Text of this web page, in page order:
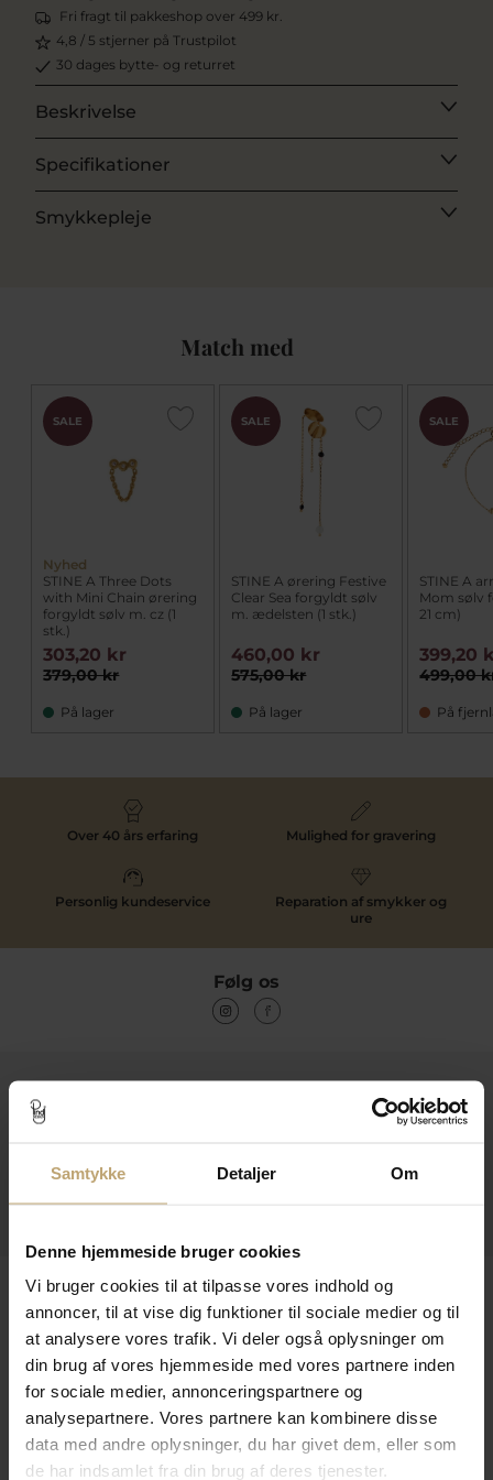
Samtykke Detaljer Om
Denne hjemmeside bruger cookies
Vi bruger cookies til at tilpasse vores indhold og
annoncer, til at vise dig funktioner til sociale medier og til
at analysere vores trafik. Vi deler også oplysninger om
din brug af vores hjemmeside med vores partnere inden
for sociale medier, annonceringspartnere og
analysepartnere. Vores partnere kan kombinere disse
data med andre oplysninger, du har givet dem, eller som
de har indsamlet fra din brug af deres tjenester.
Fri fragt til pakkeshop over 499 kr.
4,8 / 5 stjerner på Trustpilot
30 dages bytte- og returret
Beskrivelse
Specifikationer
Smykkepleje
Match med
SALE
Nyhed
STINE A Three Dots
with Mini Chain ørering
forgyldt sølv m. cz (1
stk.)
379,00 kr
303,20 kr
På lager
SALE
STINE A ørering Festive
Clear Sea forgyldt sølv
m. ædelsten (1 stk.)
575,00 kr
460,00 kr
På lager
SALE
STINE A
Mom sølv
21 cm)
499,00
399,20
På
Over 40 års erfaring Mulighed for gravering
Personlig kundeservice
Reparation af smykker og
ure
Følg os
Information
Leveringsmuligheder
Betalingsmuligheder
Sikker Og Tryg E-Handel